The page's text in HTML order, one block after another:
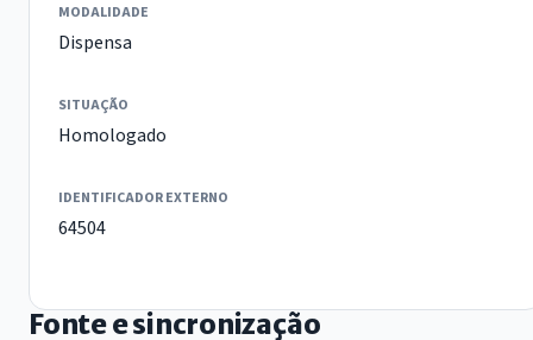
MODALIDADE
Dispensa
SITUAÇÃO
Homologado
IDENTIFICADOR EXTERNO
64504
Fonte e sincronização